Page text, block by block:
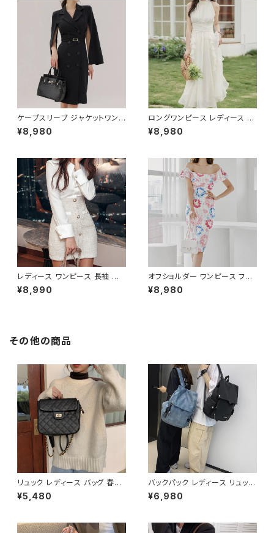
ビジネススーツ ロング パンツス
ーツ ロングパンツ ペプラム ノー
カラースーツ ペプラムジャケット
レディーススーツ 大きいサイズ
オフィス OL オフィスカジュアル
ビジネス 結婚式 パーティー お
呼ばれ ブラック ネイビー グレ
ー S M L XL 2XL 3XL 4XL 5
XL 10代 20代 30代 40代 C-
WAW1079
ワンピドレス OL エレガント フ
ォーマル ブラック ボルドー ホワ
イト 大きいサイズ きれいめ ドレ
スワンピース お呼ばれ 韓国 フ
ァッション オフィスカジュアル 韓
国風 キャバドレス ナイトドレス
ナイトワンピ カジュアル 10代 2
0代 30代 40代 C-OSS0127
ケープスリーブ ジャケットワンピ
ース ベルト付き ワンピース レデ
ィース 長袖 襟付き タイト スー
ート 二次会 結婚式 春 夏 秋 冬
お呼ばれ ブラック ベージュ お
しゃれ 高見え 20代 30代 40代
フォーマル 体型カバー 人気 トレ
ンド C-OSS0136
¥8,980
ロングワンピース レディース シ
フォン フリル ハイネック ノース
リーブ フレア Aライン エレガン
秋 冬 お呼ばれ デート 食事会
フォーマル リゾート パーティー
人気 大人可愛い ホワイト C-O
¥8,980
レディース ワンピース 長袖 シャ
ツワンピース ツイード切替 ミニ
ワンピース 上品 フォーマル ホ
冬 着痩せ効果 きちんと見え カ
¥8,990
オフショルダー ワンピース フラ
ワー柄 タイトワンピース ドレス
花柄ワンピ 春夏 エレガント 大
¥8,980
その他の商品
リュック レディース バッグ 春夏
秋冬 春 夏 秋 冬 黒 ショルダー
バッグ リュックサックバッグ 斜め
バック 斜め掛けバッグ 肩掛けバ
¥5,480
バックパック レディース リュック
春夏 秋冬 春 夏 秋 冬 黒 白 バ
ッグ 大容量 リュックサック かば
高校生 中学生 男の子 女の子 A
¥6,980